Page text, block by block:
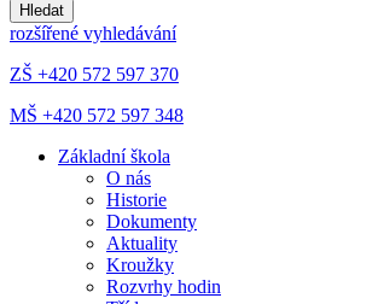
Hledat
rozšířené vyhledávání
ZŠ +420 572 597 370
MŠ +420 572 597 348
Základní škola
O nás
Historie
Dokumenty
Aktuality
Kroužky
Rozvrhy hodin